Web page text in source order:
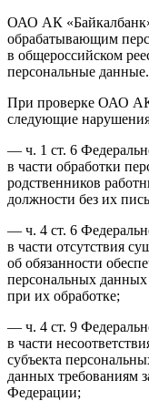
ОАО АК «Байкалбанк»
обрабатывающим
в общероссийском
персональные данные.
При проверке ОАО
следующие
— ч. 1 ст. 6
в части обработки
родственников
должности без их
— ч. 4 ст. 6
в части отсутствия
об обязанности
персональных
при их обработке;
— ч. 4 ст. 9
в части
субъекта
данных требованиям
Федерации;